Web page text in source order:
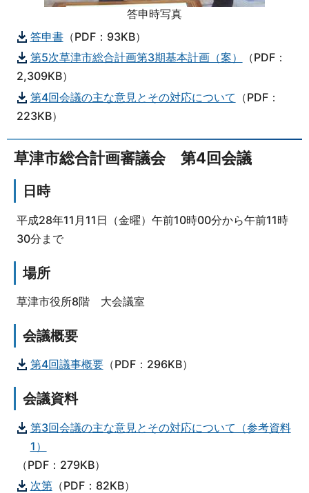
答申時写真
答申書（PDF：93KB）
第5次草津市総合計画第3期基本計画（案）
（PDF：
2,309KB）
第4回会議の主な意見とその対応について （PDF：
223KB）
草津市総合計画審議会 第4回会議
日時
平成28年11月11日（金曜）午前10時00分から午前11時
30分まで
場所
草津市役所8階 大会議室
会議概要
第4回議事概要（PDF：296KB）
会議資料
第3回会議の主な意見とその対応について（参考資料
1）
（PDF：279KB）
次第（PDF：82KB）